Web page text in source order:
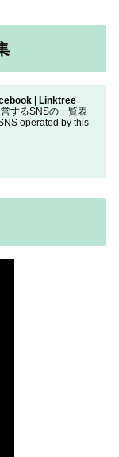
| Linktree
するSNSの一覧表
operated by this